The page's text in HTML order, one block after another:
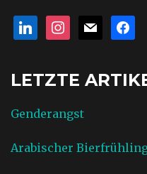
linkedininstagram
mail
LETZTE
Genderangst
Arabischer Bierfrühling